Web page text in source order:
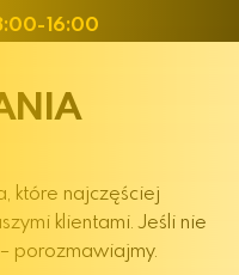
16:00
które najczęściej
klientami. Jeśli nie
porozmawiajmy.